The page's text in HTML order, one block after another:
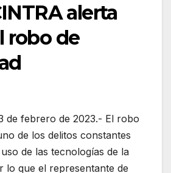
alerta
robo de
de febrero de 2023.- El robo
de los delitos constantes
de las tecnologías de la
lo que el representante de